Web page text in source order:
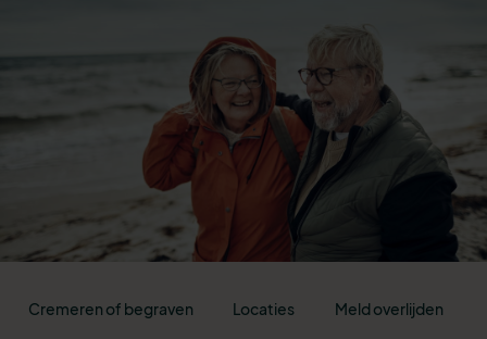
Cremeren of begraven Locaties Meld overlijden